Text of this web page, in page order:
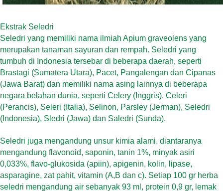
Ekstrak Seledri
Seledri yang memiliki nama ilmiah Apium graveolens yang
merupakan tanaman sayuran dan rempah. Seledri yang
tumbuh di Indonesia tersebar di beberapa daerah, seperti
Brastagi (Sumatera Utara), Pacet, Pangalengan dan Cipanas
(Jawa Barat) dan memiliki nama asing lainnya di beberapa
negara belahan dunia, seperti Celery (Inggris), Celeri
(Perancis), Seleri (Italia), Selinon, Parsley (Jerman), Seledri
(Indonesia), Sledri (Jawa) dan Saledri (Sunda).
Seledri juga mengandung unsur kimia alami, diantaranya
mengandung flavonoid, saponin, tanin 1%, minyak asiri
0,033%, flavo-glukosida (apiin), apigenin, kolin, lipase,
asparagine, zat pahit, vitamin (A,B dan c). Setiap 100 gr herba
seledri mengandung air sebanyak 93 ml, protein 0,9 gr, lemak